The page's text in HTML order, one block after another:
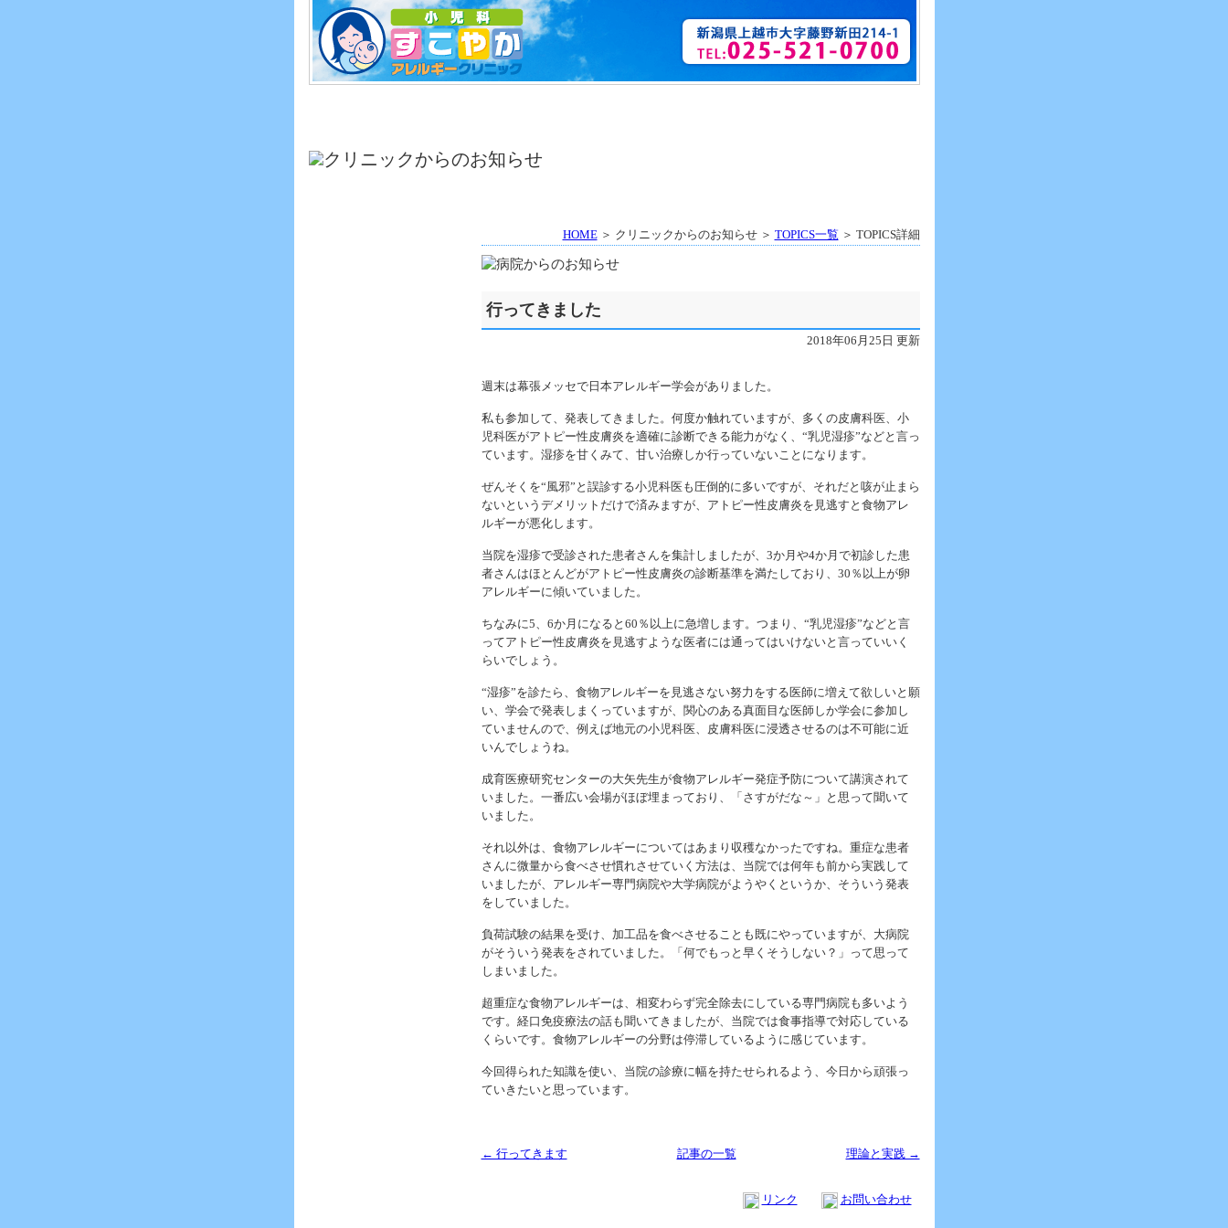
HOME＞ クリニックからのお知らせ ＞ TOPICS一覧 ＞ TOPICS詳細
行ってきました
2018年06月25日 更新
週末は幕張メッセで日本アレルギー学会がありました。
私も参加して、発表してきました。何度か触れていますが、多くの皮膚科医、小
児科医がアトピー性皮膚炎を適確に診断できる能力がなく、“乳児湿疹”などと言っ
ています。湿疹を甘くみて、甘い治療しか行っていないことになります。
ぜんそくを“風邪”と誤診する小児科医も圧倒的に多いですが、それだと咳が止まら
ないというデメリットだけで済みますが、アトピー性皮膚炎を見逃すと食物アレ
ルギーが悪化します。
当院を湿疹で受診された患者さんを集計しましたが、3か月や4か月で初診した患
者さんはほとんどがアトピー性皮膚炎の診断基準を満たしており、30％以上が卵
アレルギーに傾いていました。
ちなみに5、6か月になると60％以上に急増します。つまり、“乳児湿疹”などと言
ってアトピー性皮膚炎を見逃すような医者には通ってはいけないと言っていいく
らいでしょう。
“湿疹”を診たら、食物アレルギーを見逃さない努力をする医師に増えて欲しいと願
い、学会で発表しまくっていますが、関心のある真面目な医師しか学会に参加し
ていませんので、例えば地元の小児科医、皮膚科医に浸透させるのは不可能に近
いんでしょうね。
成育医療研究センターの大矢先生が食物アレルギー発症予防について講演されて
いました。一番広い会場がほぼ埋まっており、「さすがだな～」と思って聞いて
いました。
それ以外は、食物アレルギーについてはあまり収穫なかったですね。重症な患者
さんに微量から食べさせ慣れさせていく方法は、当院では何年も前から実践して
いましたが、アレルギー専門病院や大学病院がようやくというか、そういう発表
をしていました。
負荷試験の結果を受け、加工品を食べさせることも既にやっていますが、大病院
がそういう発表をされていました。「何でもっと早くそうしない？」って思って
しまいました。
超重症な食物アレルギーは、相変わらず完全除去にしている専門病院も多いよう
です。経口免疫療法の話も聞いてきましたが、当院では食事指導で対応している
くらいです。食物アレルギーの分野は停滞しているように感じています。
今回得られた知識を使い、当院の診療に幅を持たせられるよう、今日から頑張っ
ていきたいと思っています。
← 行ってきます 記事の一覧 理論と実践 →
リンク
お問い合わせ